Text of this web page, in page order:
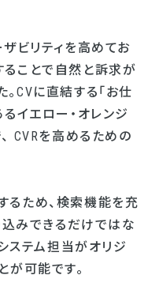
ビリティを高めてお
ることで自然と訴求が
CVに直結する「お仕
イエロー・オレンジ
CVRを高めるための
るため、検索機能を充
込みできるだけではな
ステム担当がオリジ
が可能です。